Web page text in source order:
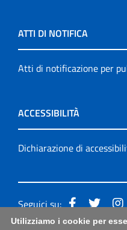
ATTI DI NOTIFICA
Atti di notificazione per
ACCESSIBILITÀ
Dichiarazione di
Seguici su:
Utilizziamo i cookie per